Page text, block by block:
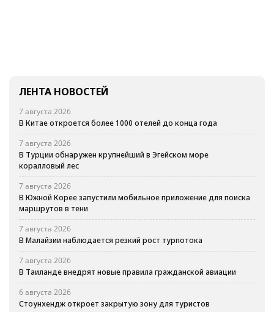
ЛЕНТА НОВОСТЕЙ
7 августа 2026
В Китае откроется более 1000 отелей до конца года
7 августа 2026
В Турции обнаружен крупнейший в Эгейском море
коралловый лес
7 августа 2026
В Южной Корее запустили мобильное приложение для поиска
маршрутов в тени
7 августа 2026
В Малайзии наблюдается резкий рост турпотока
7 августа 2026
В Таиланде внедрят новые правила гражданской авиации
6 августа 2026
Стоунхендж откроет закрытую зону для туристов